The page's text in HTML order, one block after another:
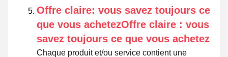
Offre claire: vous savez toujours ce
que vous achetezOffre claire : vous
savez toujours ce que vous achetez
Chaque produit et/ou service contient une